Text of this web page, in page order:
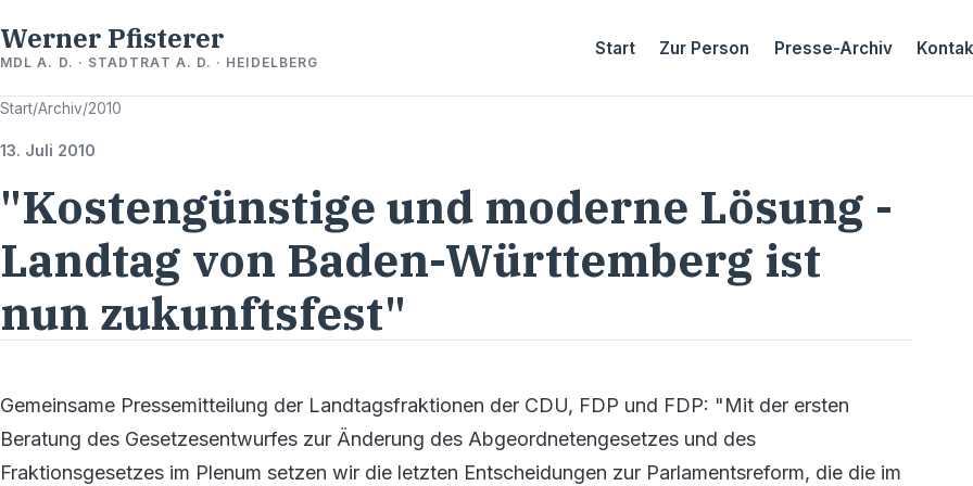
Werner Pfisterer
MDL A. D. · STADTRAT A. D. · HEIDELBERG
Start Zur Person Presse-Archiv
Start/Archiv/2010
13. Juli 2010
"Kostengünstige und moderne Lösung -
Landtag von Baden-Württemberg ist
nun zukunftsfest"
Gemeinsame Pressemitteilung der Landtagsfraktionen der CDU, FDP und FDP: "Mit der ersten
Beratung des Gesetzesentwurfes zur Änderung des Abgeordnetengesetzes und des
Fraktionsgesetzes im Plenum setzen wir die letzten Entscheidungen zur Parlamentsreform, die die im